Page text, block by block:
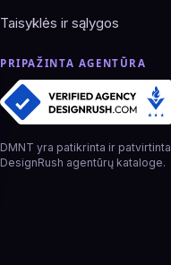
Taisyklės ir sąlygos
PRIPAŽINTA AGENTŪRA
DMNT yra patikrinta ir patvirtinta
DesignRush agentūrų kataloge.